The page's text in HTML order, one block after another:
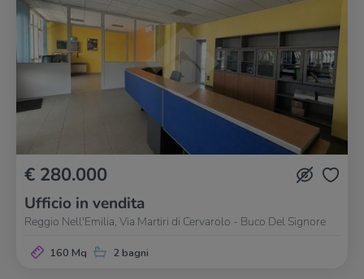
€ 280.000
Ufficio in vendita
Reggio Nell'Emilia, Via Martiri di Cervarolo - Buco Del Signore
160 Mq 2 bagni